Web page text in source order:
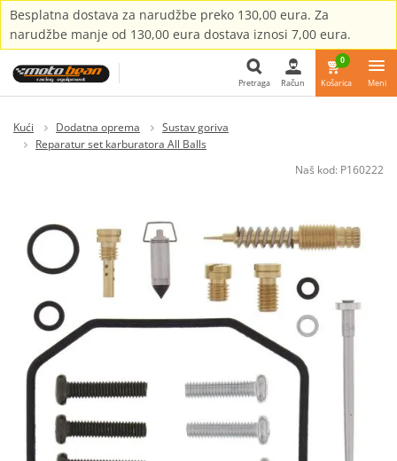
Besplatna dostava za narudžbe preko 130,00 eura. Za
narudžbe manje od 130,00 eura dostava iznosi 7,00 eura.
Pretraga Račun
0
Košarica Meni
Kući Dodatna oprema
Sustav goriva
Reparatur set karburatora All Balls
Naš kod: P160222